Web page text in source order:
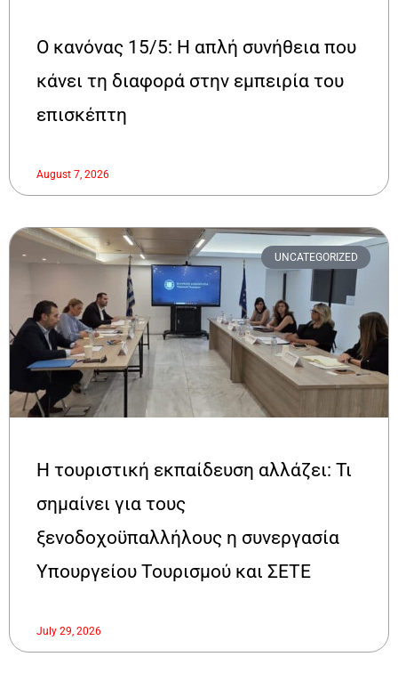
Ο κανόνας 15/5: Η απλή συνήθεια που
κάνει τη διαφορά στην εμπειρία του
επισκέπτη
August 7, 2026
UNCATEGORIZED
Η τουριστική εκπαίδευση αλλάζει: Τι
σημαίνει για τους
ξενοδοχοϋπαλλήλους η συνεργασία
Υπουργείου Τουρισμού και ΣΕΤΕ
July 29, 2026